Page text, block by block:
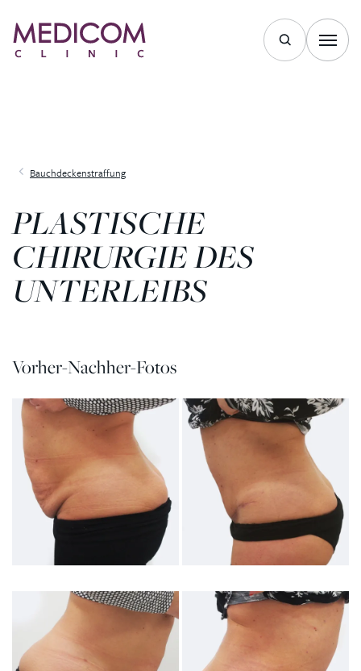
Bauchdeckenstraffung
PLASTISCHE
CHIRURGIE DES
UNTERLEIBS
Vorher-Nachher-Fotos